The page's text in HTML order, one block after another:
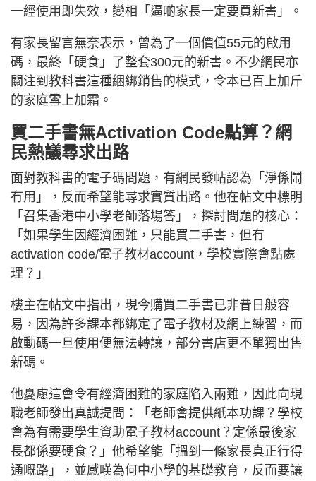
一經使用即失效，變相「逼啲家長一定要買新書」。
有家長留言無奈表示，曾為了一個價值55元的啟用
碼，最終「硬食」了整套300元的新書。不少網民亦
關注到教科書這種綑綁銷售的模式，令本已百上加斤
的家庭雪上加霜。
買二手書無Activation Code點算？網
民熱議尋求出路
面對教科書的電子碼問題，有網民發帖認為「淨係鬧
冇用」，反而希望能尋求實質出路。他在帖文中標明
「召集香港中小學老師落場答」，探討問題的核心：
「如果學生因經濟困難，只能買二手書，但冇
activation code/電子教材account，學校實際會點處
理？」
樓主在帖文中指出，現今購買二手書已非昔日般容
易，因為許多課本都綁定了電子教材及網上練習，而
啟動碼一旦使用便無法轉讓，部分書店更不單獨出售
新碼。
他憂慮這會令有經濟困難的家庭陷入兩難，因此向現
職老師發出真誠提問：「老師會提供紙本功課？學校
會為有需要學生資助電子教材account？定係最後家
長都係要硬食？」他希望能「搵到一條家長真正行得
通嘅路」，並感嘆為何中小學的基礎教育，反而要讓